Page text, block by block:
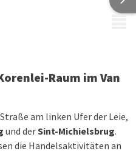
Raum im Van
am linken Ufer der Leie,
und derSint-Michielsbrug.
die Handelsaktivitäten an